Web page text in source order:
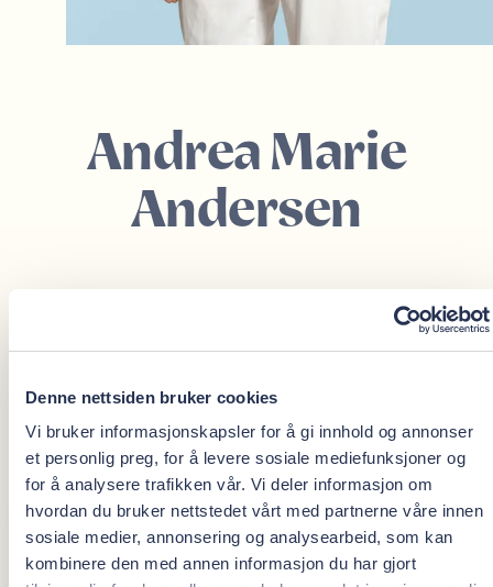
Denne nettsiden bruker cookies
Vi bruker informasjonskapsler for å gi innhold og annonser
et personlig preg, for å levere sosiale mediefunksjoner og
for å analysere trafikken vår. Vi deler informasjon om
hvordan du bruker nettstedet vårt med partnerne våre innen
sosiale medier, annonsering og analysearbeid, som kan
kombinere den med annen informasjon du har gjort
Andrea Marie
Andersen
Oris Dental Hvalertannlegene
Oris Dental Sarpsborg
Utdanning
Universitetet i Szczecin (2009–2014)
Spesialkompetanse i implantatprotetikk ved